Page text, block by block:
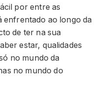
por entre as
enfrentado ao longo da
de ter na sua
estar, qualidades
no mundo da
no mundo do